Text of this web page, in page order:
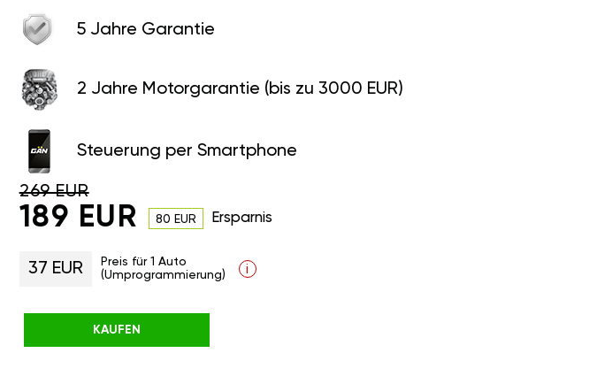
5 Jahre Garantie
2 Jahre Motorgarantie (bis zu 3000 EUR)
Steuerung per Smartphone
269 EUR
189 EUR 80 EUR Ersparnis
37 EUR
Preis für 1 Auto
(Umprogrammierung)
i
KAUFEN